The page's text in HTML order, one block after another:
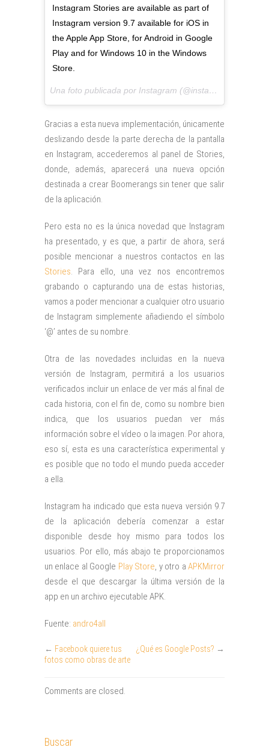
Instagram Stories are available as part of
Instagram version 9.7 available for iOS in
the Apple App Store, for Android in Google
Play and for Windows 10 in the Windows
Store.
Una foto publicada por Instagram (@instagram) el
Gracias a esta nueva implementación, únicamente
deslizando desde la parte derecha de la pantalla
en Instagram, accederemos al panel de Stories,
donde, además, aparecerá una nueva opción
destinada a crear Boomerangs sin tener que salir
de la aplicación.
Pero esta no es la única novedad que Instagram
ha presentado, y es que, a partir de ahora, será
posible mencionar a nuestros contactos en las
Stories. Para ello, una vez nos encontremos
grabando o capturando una de estas historias,
vamos a poder mencionar a cualquier otro usuario
de Instagram simplemente añadiendo el símbolo
‘@’ antes de su nombre.
Otra de las novedades incluidas en la nueva
versión de Instagram, permitirá a los usuarios
verificados incluir un enlace de ver más al final de
cada historia, con el fin de, como su nombre bien
indica, que los usuarios puedan ver más
información sobre el vídeo o la imagen. Por ahora,
eso sí, esta es una característica experimental y
es posible que no todo el mundo pueda acceder
a ella.
Instagram ha indicado que esta nueva versión 9.7
de la aplicación debería comenzar a estar
disponible desde hoy mismo para todos los
usuarios. Por ello, más abajo te proporcionamos
un enlace al Google Play Store, y otro aAPKMirror
desde el que descargar la última versión de la
app en un archivo ejecutable APK.
Fuente: andro4all
← Facebook quiere tus
fotos como obras de arte
¿Qué es Google Posts? →
Comments are closed.
Buscar